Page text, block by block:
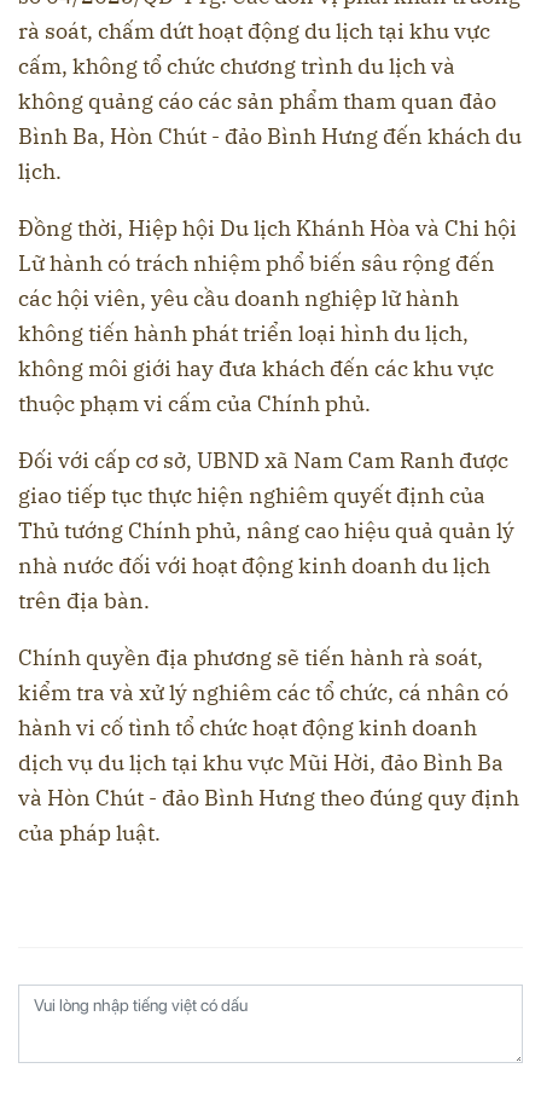
rà soát, chấm dứt hoạt động du lịch tại khu vực
cấm, không tổ chức chương trình du lịch và
không quảng cáo các sản phẩm tham quan đảo
Bình Ba, Hòn Chút - đảo Bình Hưng đến khách du
lịch.
Đồng thời, Hiệp hội Du lịch Khánh Hòa và Chi hội
Lữ hành có trách nhiệm phổ biến sâu rộng đến
các hội viên, yêu cầu doanh nghiệp lữ hành
không tiến hành phát triển loại hình du lịch,
không môi giới hay đưa khách đến các khu vực
thuộc phạm vi cấm của Chính phủ.
Đối với cấp cơ sở, UBND xã Nam Cam Ranh được
giao tiếp tục thực hiện nghiêm quyết định của
Thủ tướng Chính phủ, nâng cao hiệu quả quản lý
nhà nước đối với hoạt động kinh doanh du lịch
trên địa bàn.
Chính quyền địa phương sẽ tiến hành rà soát,
kiểm tra và xử lý nghiêm các tổ chức, cá nhân có
hành vi cố tình tổ chức hoạt động kinh doanh
dịch vụ du lịch tại khu vực Mũi Hời, đảo Bình Ba
và Hòn Chút - đảo Bình Hưng theo đúng quy định
của pháp luật.